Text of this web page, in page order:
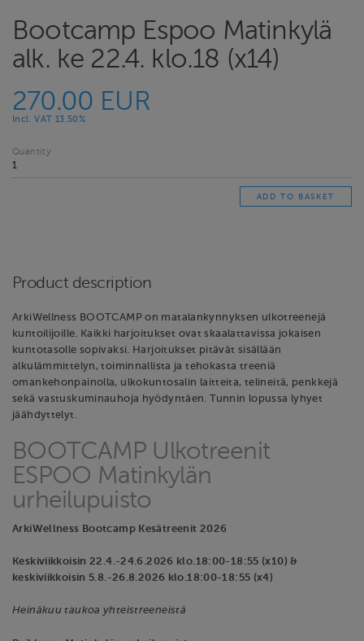
Bootcamp Espoo Matinkylä
alk. ke 22.4. klo.18 (x14)
270.00 EUR
Incl. VAT 13.50%
Quantity
Product description
ArkiWellness BOOTCAMP on matalankynnyksen ulkotreenejä
kuntoilijoille. Kaikki harjoitukset ovat skaalattavissa jokaisen
kuntotasolle sopivaksi. Harjoitukset pitävät sisällään
alkulämmittelyn, toiminnallista ja tehokasta treeniä
omankehonpainolla, ulkokuntosalin laitteita, telineitä, penkkejä
sekä vastuskuminauhoja hyödyntäen. Tunnin lopussa lyhyet
jäähdyttelyt.
BOOTCAMP Ulkotreenit
ESPOO Matinkylän
urheilupuisto
ArkiWellness Bootcamp Kesätreenit 2026
Keskiviikkoisin 22.4.-24.6.2026 klo.18:00-18:55 (x10) &
keskiviikkoisin 5.8.-26.8.2026 klo.18:00-18:55 (x4)
Heinäkuu taukoa yhteistreeneistä